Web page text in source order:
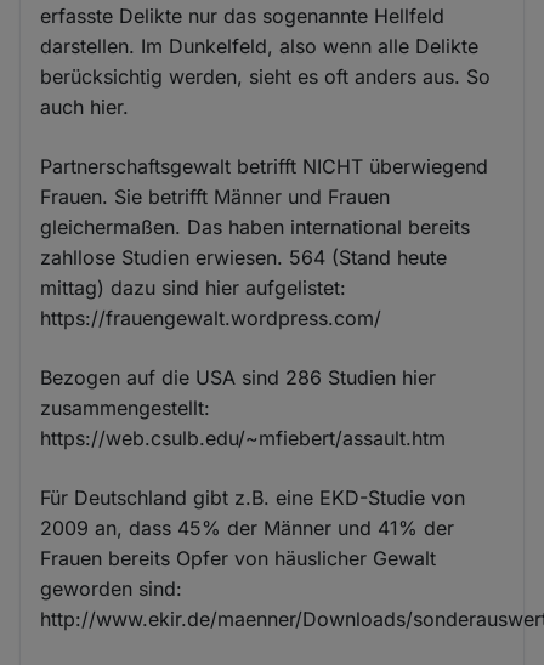
erfasste Delikte nur das sogenannte Hellfeld
darstellen. Im Dunkelfeld, also wenn alle Delikte
berücksichtig werden, sieht es oft anders aus. So
auch hier.
Partnerschaftsgewalt betrifft NICHT überwiegend
Frauen. Sie betrifft Männer und Frauen
gleichermaßen. Das haben international bereits
zahllose Studien erwiesen. 564 (Stand heute
mittag) dazu sind hier aufgelistet:
https://frauengewalt.wordpress.com/
Bezogen auf die USA sind 286 Studien hier
zusammengestellt:
https://web.csulb.edu/~mfiebert/assault.htm
Für Deutschland gibt z.B. eine EKD-Studie von
2009 an, dass 45% der Männer und 41% der
Frauen bereits Opfer von häuslicher Gewalt
geworden sind:
http://www.ekir.de/maenner/Downloads/